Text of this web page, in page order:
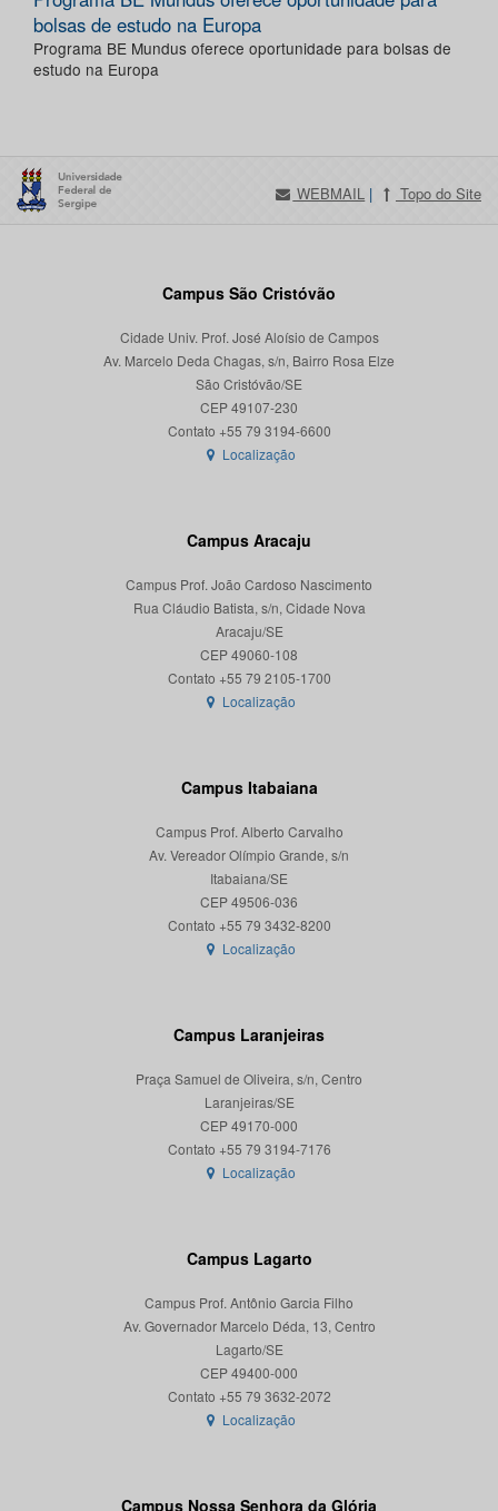
bolsas de estudo na Europa
Programa BE Mundus oferece oportunidade para bolsas de
estudo na Europa
WEBMAIL | Topo do Site
Campus São Cristóvão
Cidade Univ. Prof. José Aloísio de Campos
Av. Marcelo Deda Chagas, s/n, Bairro Rosa Elze
São Cristóvão/SE
CEP 49107-230
Localização
Campus Aracaju
Campus Prof. João Cardoso Nascimento
Rua Cláudio Batista, s/n, Cidade Nova
Aracaju/SE
CEP 49060-108
Localização
Campus Itabaiana
Campus Prof. Alberto Carvalho
Av. Vereador Olímpio Grande, s/n
Itabaiana/SE
CEP 49506-036
Localização
Campus Laranjeiras
Praça Samuel de Oliveira, s/n, Centro
Laranjeiras/SE
CEP 49170-000
Localização
Campus Lagarto
Campus Prof. Antônio Garcia Filho
Av. Governador Marcelo Déda, 13, Centro
Lagarto/SE
CEP 49400-000
Localização
Campus Nossa Senhora da Glória